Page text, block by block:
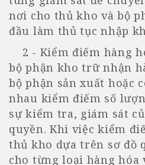
nơi cho thủ kho và bộ
đầu làm thủ tục nhập
2 - Kiểm điếm hàng
bộ phận kho trữ nhận
bộ phận sản xuất hoặc
nhau kiểm điếm số
sự kiểm tra, giám sát
quyền. Khi việc kiểm
thủ kho dựa trên sơ đồ
cho từng loại hàng hóa